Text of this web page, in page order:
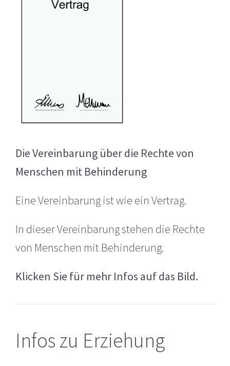
Die Vereinbarung über die Rechte von
Menschen mit Behinderung
Eine Vereinbarung ist wie ein Vertrag.
In dieser Vereinbarung stehen die Rechte
von Menschen mit Behinderung.
Klicken Sie für mehr Infos auf das Bild.
Infos zu Erziehung